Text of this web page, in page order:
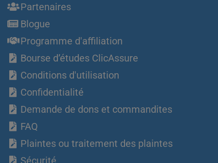
Partenaires
Blogue
Programme d'affiliation
Bourse d’études ClicAssure
Conditions d'utilisation
Confidentialité
Demande de dons et commandites
FAQ
Plaintes ou traitement des plaintes
Sécurité